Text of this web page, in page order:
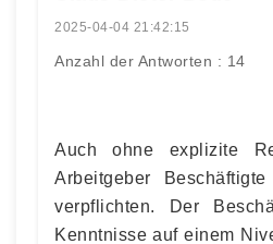
2025-04-04 21:42:15
Anzahl der Antworten : 14
Auch ohne explizite
Arbeitgeber
verpflichten. Der
Kenntnisse auf einem